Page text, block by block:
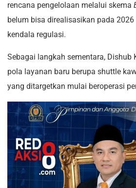
rencana pengelolaan melalui skema
belum bisa direalisasikan pada
kendala regulasi.
Sebagai langkah sementara, Dishub
pola layanan baru berupa shuttle
yang ditargetkan mulai beroperasi